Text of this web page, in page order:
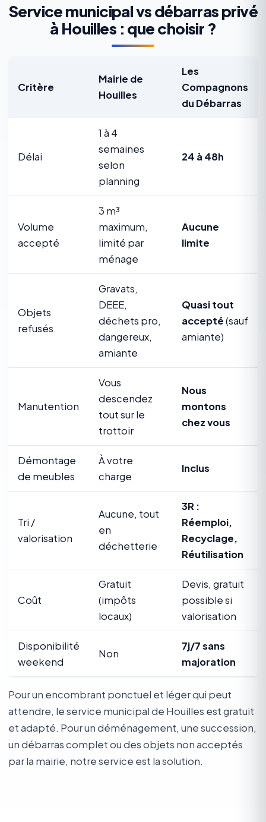
Service municipal vs débarras privé
à Houilles : que choisir ?
Critère
Mairie de
Houilles
Les
Compagnons
du Débarras
Délai
1 à 4
semaines
selon
planning
24 à 48h
Volume
accepté
3 m³
maximum,
limité par
ménage
Aucune
limite
Objets
refusés
Gravats,
DEEE,
déchets pro,
dangereux,
amiante
Quasi tout
accepté(sauf
amiante)
Manutention
Vous
descendez
tout sur le
trottoir
Nous
montons
chez vous
Démontage
de meubles
À votre
charge
Inclus
Tri /
valorisation
Aucune, tout
en
déchetterie
3R :
Réemploi,
Recyclage,
Réutilisation
Coût
Gratuit
(impôts
locaux)
Devis, gratuit
possible si
valorisation
Disponibilité
weekend
Non
7j/7 sans
majoration
Pour un encombrant ponctuel et léger qui peut
attendre, le service municipal de Houilles est gratuit
et adapté. Pour un déménagement, une succession,
un débarras complet ou des objets non acceptés
par la mairie, notre service est la solution.